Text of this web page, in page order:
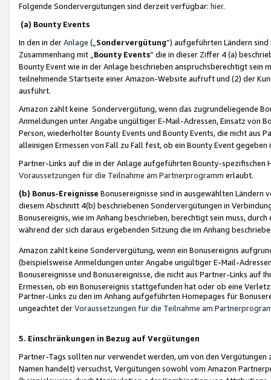
Folgende Sondervergütungen sind derzeit verfügbar: hier.
(a) Bounty Events
In den in derAnlage („ Sondervergütung“) aufgeführten Ländern
Zusammenhang mit „ Bounty Events“ die in dieser Ziffer 4 (a)
Bounty Event wie in der Anlage beschrieben anspruchsberechtigt sein
teilnehmende Startseite einer Amazon-Website aufruft und (2) der
ausführt.
Amazon zahlt keine Sondervergütung, wenn das zugrundeliegende
Anmeldungen unter Angabe ungültiger E-Mail-Adressen, Einsatz von
Person, wiederholter Bounty Events und Bounty Events, die nicht
alleinigen Ermessen von Fall zu Fall fest, ob ein Bounty Event
Partner-Links auf die in der Anlage aufgeführten Bounty-spezifischen
Voraussetzungen für die Teilnahme am Partnerprogramm erlaubt.
(b) Bonus-Ereignisse Bonusereignisse sind in ausgewählten Ländern
diesem Abschnitt 4(b) beschriebenen Sondervergütungen in
Bonusereignis, wie im Anhang beschrieben, berechtigt sein muss,
während der sich daraus ergebenden Sitzung die im Anhang
Amazon zahlt keine Sondervergütung, wenn ein Bonusereignis
(beispielsweise Anmeldungen unter Angabe ungültiger E-Mail-
Bonusereignisse und Bonusereignisse, die nicht aus Partner-Links auf
Ermessen, ob ein Bonusereignis stattgefunden hat oder ob eine
Partner-Links zu den im Anhang aufgeführten Homepages für
ungeachtet derVoraussetzungen für die Teilnahme am
5. Einschränkungen in Bezug auf Vergütungen
Partner-Tags sollten nur verwendet werden, um von den
Namen handelt) versuchst, Vergütungen sowohl vom Amazon